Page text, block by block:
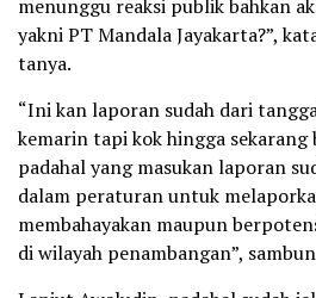
menunggu reaksi publik bahkan
yakni PT Mandala Jayakarta?”,
tanya.
“Ini kan laporan sudah dari
kemarin tapi kok hingga sekarang
padahal yang masukan laporan
dalam peraturan untuk
membahayakan maupun
di wilayah penambangan”,